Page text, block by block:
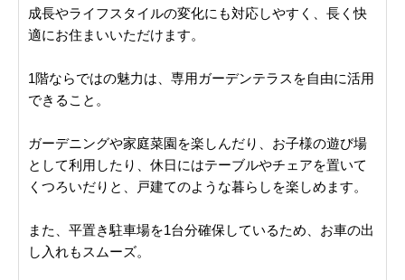
成長やライフスタイルの変化にも対応しやすく、長く快
適にお住まいいただけます。
1階ならではの魅力は、専用ガーデンテラスを自由に活用
できること。
ガーデニングや家庭菜園を楽しんだり、お子様の遊び場
として利用したり、休日にはテーブルやチェアを置いて
くつろいだりと、戸建てのような暮らしを楽しめます。
また、平置き駐車場を1台分確保しているため、お車の出
し入れもスムーズ。